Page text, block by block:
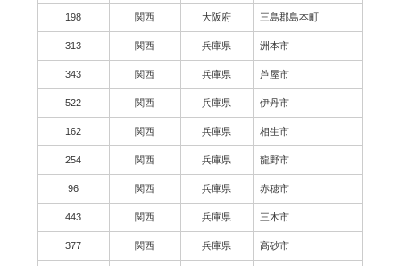
198 関西 大阪府 三島郡島本町
313 関西 兵庫県 洲本市
343 関西 兵庫県 芦屋市
522 関西 兵庫県 伊丹市
162 関西 兵庫県 相生市
254 関西 兵庫県 龍野市
96 関西 兵庫県 赤穂市
443 関西 兵庫県 三木市
377 関西 兵庫県 高砂市